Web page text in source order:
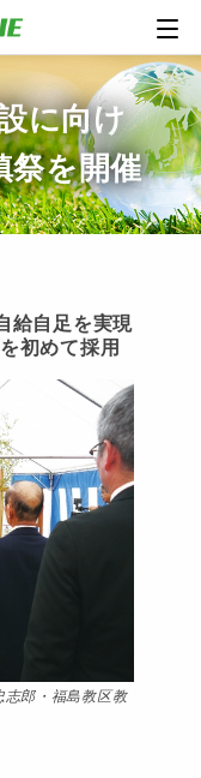
に向け
を開催
給自足を実現
初めて採用
志郎・福島教区教